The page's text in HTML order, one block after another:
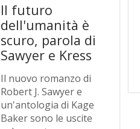
Il futuro
dell'umanità è
scuro, parola di
Sawyer e Kress
Il nuovo romanzo di
Robert J. Sawyer e
un'antologia di Kage
Baker sono le uscite